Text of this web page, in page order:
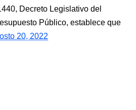
Decreto Legislativo del
Público, establece que
20, 2022